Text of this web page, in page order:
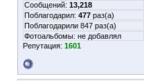
Сообщений: 13,218
Поблагодарил: 477 раз(а)
Поблагодарили 847 раз(а)
Фотоальбомы: не добавлял
Репутация: 1601